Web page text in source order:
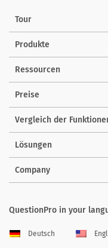
Tour
Produkte
Ressourcen
Preise
Vergleich der
Lösungen
Company
QuestionPro in your
Deutsch